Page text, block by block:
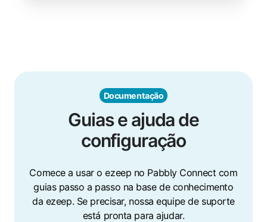
Documentação
Guias e ajuda de
configuração
Comece a usar o ezeep no Pabbly Connect com
guias passo a passo na base de conhecimento
da ezeep. Se precisar, nossa equipe de suporte
está pronta para ajudar.